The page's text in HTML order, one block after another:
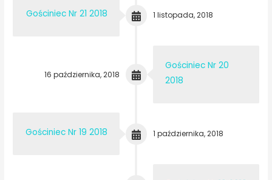
Gościniec Nr 21 2018 1 listopada, 2018
Gościniec Nr 20
2018
16 października, 2018
Gościniec Nr 19 2018 1 października, 2018